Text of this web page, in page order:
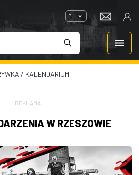
PL
/ KALENDARIUM
REKLAMA
W RZESZOWIE